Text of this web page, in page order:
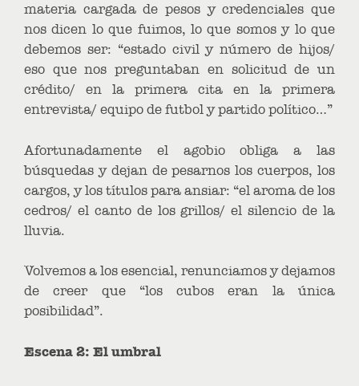
materia cargada de pesos y credenciales que
nos dicen lo que fuimos, lo que somos y lo que
debemos ser: “estado civil y número de hijos/
eso que nos preguntaban en solicitud de un
crédito/ en la primera cita en la primera
entrevista/ equipo de futbol y partido político…”
Afortunadamente el agobio obliga a las
búsquedas y dejan de pesarnos los cuerpos, los
cargos, y los títulos para ansiar: “el aroma de los
cedros/ el canto de los grillos/ el silencio de la
lluvia.
Volvemos a los esencial, renunciamos y dejamos
de creer que “los cubos eran la única
posibilidad”.
Escena 2: El umbral